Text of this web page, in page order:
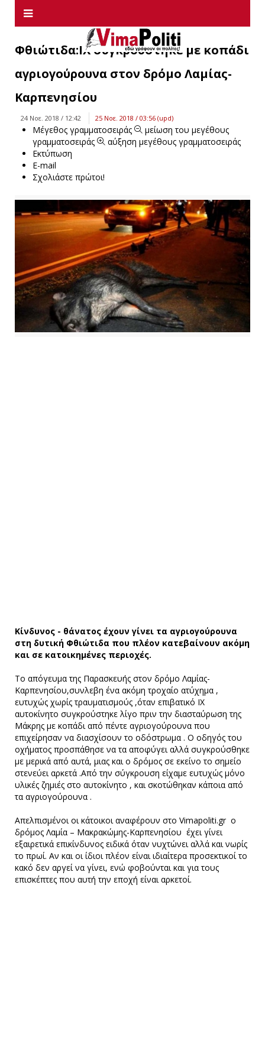
Φθιώτιδα:ΙΧ συγκρούστηκε με κοπάδι
αγριογούρουνα στον δρόμο Λαμίας-
Καρπενησίου
24 Νοε. 2018 / 12:42 25 Νοε. 2018 / 03:56 (upd)
Μέγεθος γραμματοσειράς
μείωση του μεγέθους
γραμματοσειράς
αύξηση μεγέθους γραμματοσειράς
Εκτύπωση
E-mail
Σχολιάστε πρώτοι!
Κίνδυνος - θάνατος έχουν γίνει τα αγριογούρουνα
στη δυτική Φθιώτιδα που πλέον κατεβαίνουν ακόμη
και σε κατοικημένες περιοχές.
Το απόγευμα της Παρασκευής στον δρόμο Λαμίας-
Καρπενησίου,συνλεβη ένα ακόμη τροχαίο ατύχημα ,
ευτυχώς χωρίς τραυματισμούς ,όταν επιβατικό ΙΧ
αυτοκίνητο συγκρούστηκε λίγο πριν την διασταύρωση της
Μάκρης με κοπάδι από πέντε αγριογούρουνα που
επιχείρησαν να διασχίσουν το οδόστρωμα . Ο οδηγός του
οχήματος προσπάθησε να τα αποφύγει αλλά συγκρούσθηκε
με μερικά από αυτά, μιας και ο δρόμος σε εκείνο το σημείο
στενεύει αρκετά .Από την σύγκρουση είχαμε ευτυχώς μόνο
υλικές ζημιές στο αυτοκίνητο , και σκοτώθηκαν κάποια από
τα αγριογούρουνα .
Απελπισμένοι οι κάτοικοι αναφέρουν στο Vimapoliti.gr ο
δρόμος Λαμία – Μακρακώμης-Καρπενησίου έχει γίνει
εξαιρετικά επικίνδυνος ειδικά όταν νυχτώνει αλλά και νωρίς
το πρωί. Αν και οι ίδιοι πλέον είναι ιδιαίτερα προσεκτικοί το
κακό δεν αργεί να γίνει, ενώ φοβούνται και για τους
επισκέπτες που αυτή την εποχή είναι αρκετοί.